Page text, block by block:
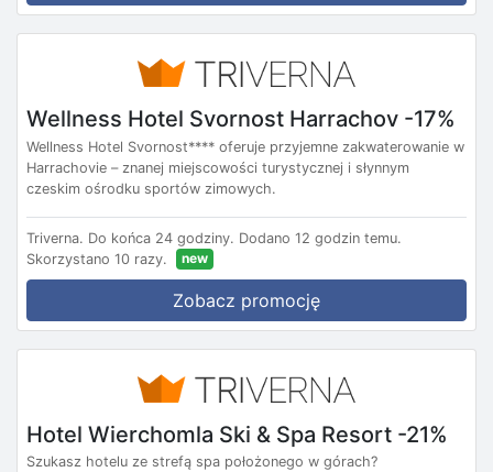
Wellness Hotel Svornost Harrachov -17%
Wellness Hotel Svornost**** oferuje przyjemne zakwaterowanie w
Harrachovie – znanej miejscowości turystycznej i słynnym
czeskim ośrodku sportów zimowych.
Triverna. Do końca 24 godziny. Dodano 12 godzin temu.
Skorzystano 10 razy.
new
Zobacz promocję
Hotel Wierchomla Ski & Spa Resort -21%
Szukasz hotelu ze strefą spa położonego w górach?